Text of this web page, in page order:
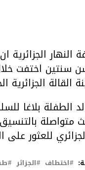
النهار الجزائرية
سنتين اختفت
القالة الجزائرية
الطفلة بلاغا
متواصلة
للعثور على
اختطاف الجزائر